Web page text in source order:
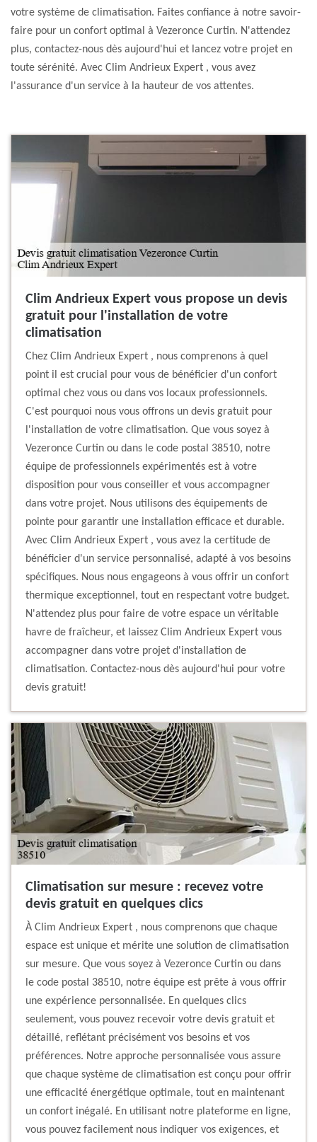
votre système de climatisation. Faites confiance à notre savoir-
faire pour un confort optimal à Vezeronce Curtin. N'attendez
plus, contactez-nous dès aujourd'hui et lancez votre projet en
toute sérénité. Avec Clim Andrieux Expert , vous avez
l'assurance d'un service à la hauteur de vos attentes.
Clim Andrieux Expert vous propose un devis
gratuit pour l'installation de votre
climatisation
Chez Clim Andrieux Expert , nous comprenons à quel
point il est crucial pour vous de bénéficier d'un confort
optimal chez vous ou dans vos locaux professionnels.
C'est pourquoi nous vous offrons un devis gratuit pour
l'installation de votre climatisation. Que vous soyez à
Vezeronce Curtin ou dans le code postal 38510, notre
équipe de professionnels expérimentés est à votre
disposition pour vous conseiller et vous accompagner
dans votre projet. Nous utilisons des équipements de
pointe pour garantir une installation efficace et durable.
Avec Clim Andrieux Expert , vous avez la certitude de
bénéficier d'un service personnalisé, adapté à vos besoins
spécifiques. Nous nous engageons à vous offrir un confort
thermique exceptionnel, tout en respectant votre budget.
N'attendez plus pour faire de votre espace un véritable
havre de fraîcheur, et laissez Clim Andrieux Expert vous
accompagner dans votre projet d'installation de
climatisation. Contactez-nous dès aujourd'hui pour votre
devis gratuit!
Climatisation sur mesure : recevez votre
devis gratuit en quelques clics
À Clim Andrieux Expert , nous comprenons que chaque
espace est unique et mérite une solution de climatisation
sur mesure. Que vous soyez à Vezeronce Curtin ou dans
le code postal 38510, notre équipe est prête à vous offrir
une expérience personnalisée. En quelques clics
seulement, vous pouvez recevoir votre devis gratuit et
détaillé, reflétant précisément vos besoins et vos
préférences. Notre approche personnalisée vous assure
que chaque système de climatisation est conçu pour offrir
une efficacité énergétique optimale, tout en maintenant
un confort inégalé. En utilisant notre plateforme en ligne,
vous pouvez facilement nous indiquer vos exigences, et